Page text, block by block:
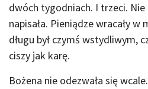
dwóch tygodniach. I trzeci. Nie
napisała. Pieniądze wracały
długu był czymś wstydliwym,
ciszy jak karę.
Bożena nie odezwała się